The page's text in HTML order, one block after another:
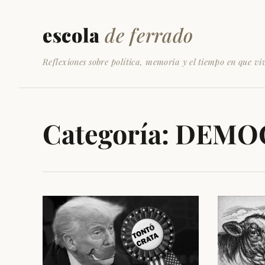
escola de ferrado
Reflexiones sobre política, memoria y el tiempo en que
Categoría: